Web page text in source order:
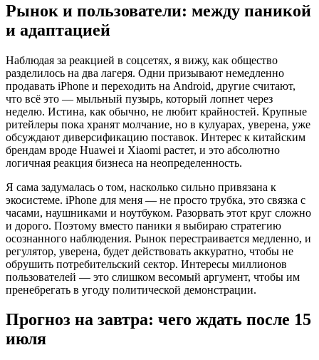
Рынок и пользователи: между паникой
и адаптацией
Наблюдая за реакцией в соцсетях, я вижу, как общество
разделилось на два лагеря. Одни призывают немедленно
продавать iPhone и переходить на Android, другие считают,
что всё это — мыльный пузырь, который лопнет через
неделю. Истина, как обычно, не любит крайностей. Крупные
ритейлеры пока хранят молчание, но в кулуарах, уверена, уже
обсуждают диверсификацию поставок. Интерес к китайским
брендам вроде Huawei и Xiaomi растет, и это абсолютно
логичная реакция бизнеса на неопределенность.
Я сама задумалась о том, насколько сильно привязана к
экосистеме. iPhone для меня — не просто трубка, это связка с
часами, наушниками и ноутбуком. Разорвать этот круг сложно
и дорого. Поэтому вместо паники я выбираю стратегию
осознанного наблюдения. Рынок перестраивается медленно, и
регулятор, уверена, будет действовать аккуратно, чтобы не
обрушить потребительский сектор. Интересы миллионов
пользователей — это слишком весомый аргумент, чтобы им
пренебрегать в угоду политической демонстрации.
Прогноз на завтра: чего ждать после 15
июля